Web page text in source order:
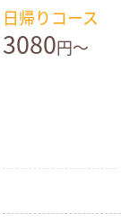
日帰りコース
3080円～